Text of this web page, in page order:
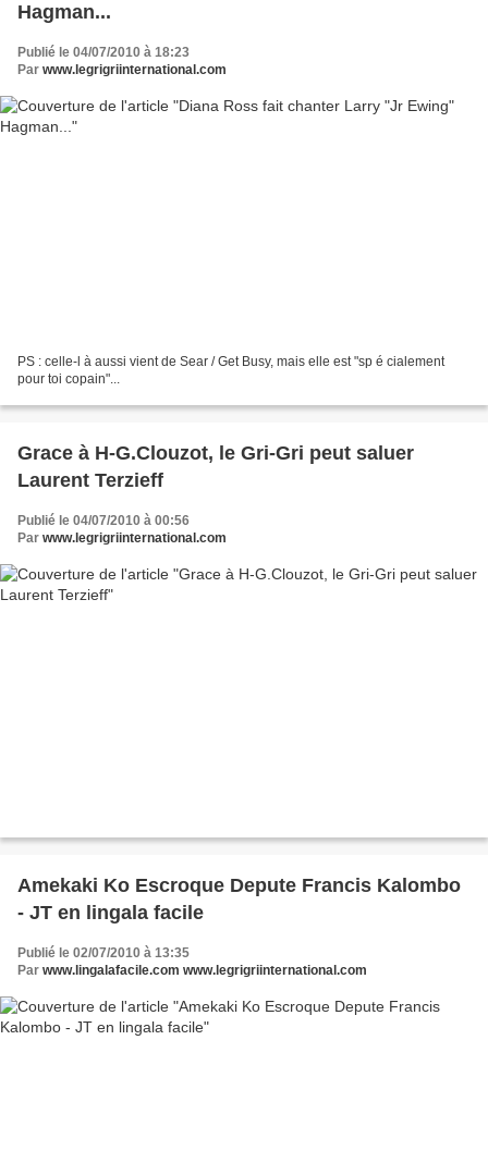
Hagman...
Publié le 04/07/2010 à 18:23
Par www.legrigriinternational.com
PS : celle-l à aussi vient de Sear / Get Busy, mais elle est "sp é cialement
pour toi copain"...
Grace à H-G.Clouzot, le Gri-Gri peut saluer
Laurent Terzieff
Publié le 04/07/2010 à 00:56
Par www.legrigriinternational.com
Amekaki Ko Escroque Depute Francis Kalombo
- JT en lingala facile
Publié le 02/07/2010 à 13:35
Par www.lingalafacile.com www.legrigriinternational.com